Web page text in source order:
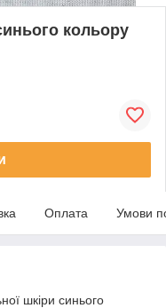
кольору
Оплата Умови
шкіри синього